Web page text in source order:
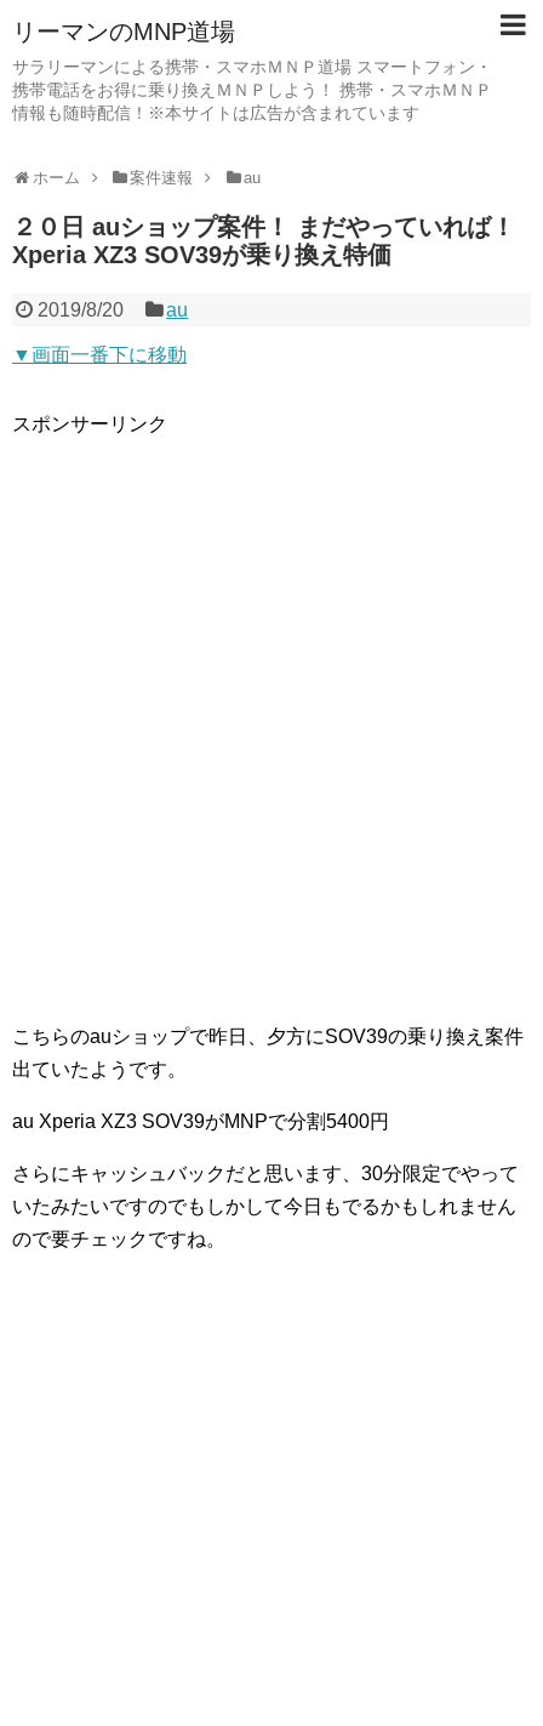
リーマンのMNP道場
サラリーマンによる携帯・スマホＭＮＰ道場 スマートフォン・
携帯電話をお得に乗り換えＭＮＰしよう！ 携帯・スマホＭＮＰ
情報も随時配信！※本サイトは広告が含まれています
ホーム 案件速報 au
２０日 auショップ案件！ まだやっていれば！
Xperia XZ3 SOV39が乗り換え特価
2019/8/20 au
▼画面一番下に移動
スポンサーリンク
こちらのauショップで昨日、夕方にSOV39の乗り換え案件
出ていたようです。
au Xperia XZ3 SOV39がMNPで分割5400円
さらにキャッシュバックだと思います、30分限定でやって
いたみたいですのでもしかして今日もでるかもしれません
ので要チェックですね。